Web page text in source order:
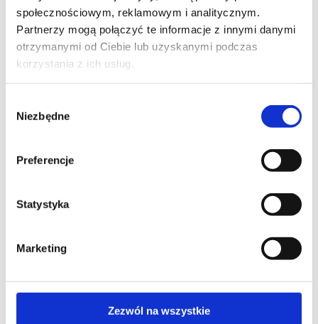
społecznościowym, reklamowym i analitycznym.
Partnerzy mogą połączyć te informacje z innymi danymi
otrzymanymi od Ciebie lub uzyskanymi podczas
korzystania z ich usług.
zgody
Niezbędne
Preferencje
Statystyka
Marketing
Zezwól na wszystkie
elit. Ut elit tellus, luctus nec ullamcorper mattis,
block. Click edit button to change this text. Lorem